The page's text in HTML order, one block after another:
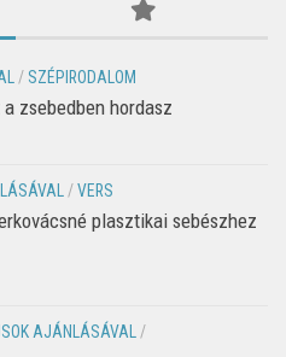
/ SZÉPIRODALOM
zsebedben hordasz
/VERS
plasztikai sebészhez
AJÁNLÁSÁVAL
/